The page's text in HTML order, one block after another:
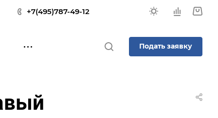
+7(495)787-49-12
Подать заявку